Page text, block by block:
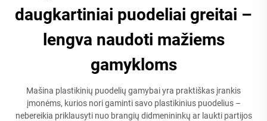
daugkartiniai puodeliai greitai –
lengva naudoti mažiems
gamykloms
Mašina plastikinių puodelių gamybai yra praktiškas įrankis
įmonėms, kurios nori gaminti savo plastikinius puodelius –
nebereikia priklausyti nuo brangių didmenininkų ar laukti partijos